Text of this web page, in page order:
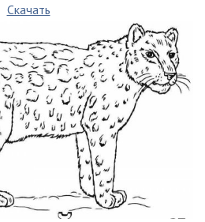
Скачать